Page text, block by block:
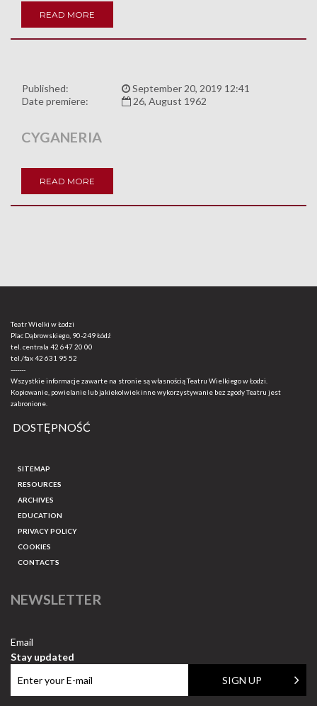
READ MORE
Published:
September 20, 2019 12:41
Date premiere:
26, August 1962
CYGANERIA
READ MORE
Teatr Wielki w Łodzi
Plac Dąbrowskiego, 90-249 Łódź
tel. centrala 42 647 20 00
tel./fax42 631 95 52
-------
Wszystkie informacje zawarte na stronie są własnością Teatru Wielkiego w Łodzi.
Kopiowanie, powielanie lub jakiekolwiek inne wykorzystywanie bez zgody Teatru jest
zabronione.
DOSTĘPNOŚĆ
SITEMAP
RESOURCES
ARCHIVES
EDUCATION
PRIVACY POLICY
COOKIES
CONTACTS
NEWSLETTER
Email
Stay updated